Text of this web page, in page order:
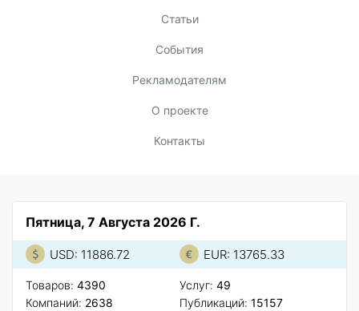
Статьи
События
Рекламодателям
О проекте
Контакты
Пятница, 7 Августа 2026 Г.
USD: 11886.72 EUR: 13765.33
Товаров: 4390
Компаний: 2638
Услуг: 49
Публикаций: 15157